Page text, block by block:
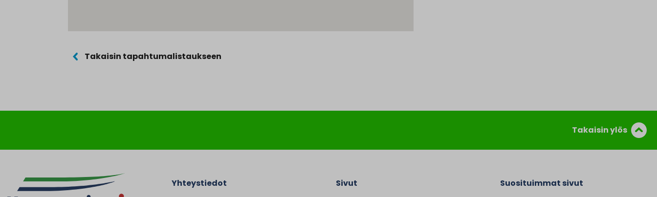
Takaisin tapahtumalistaukseen
Takaisin ylös
Yhteystiedot
Sivut
Suosituimmat sivut